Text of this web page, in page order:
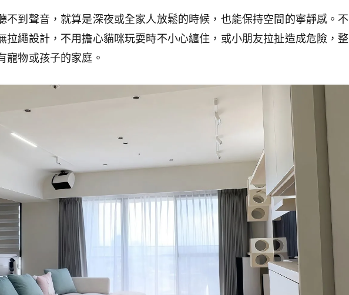
不到聲音，就算是深夜或全家人放鬆的時候，也能保持空間的寧靜感。不
拉繩設計，不用擔心貓咪玩耍時不小心纏住，或小朋友拉扯造成危險，整
寵物或孩子的家庭。